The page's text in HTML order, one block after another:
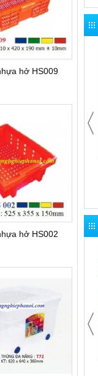
hở HS009
hở HS002
nâng tay thấp gắn cân
ESP20